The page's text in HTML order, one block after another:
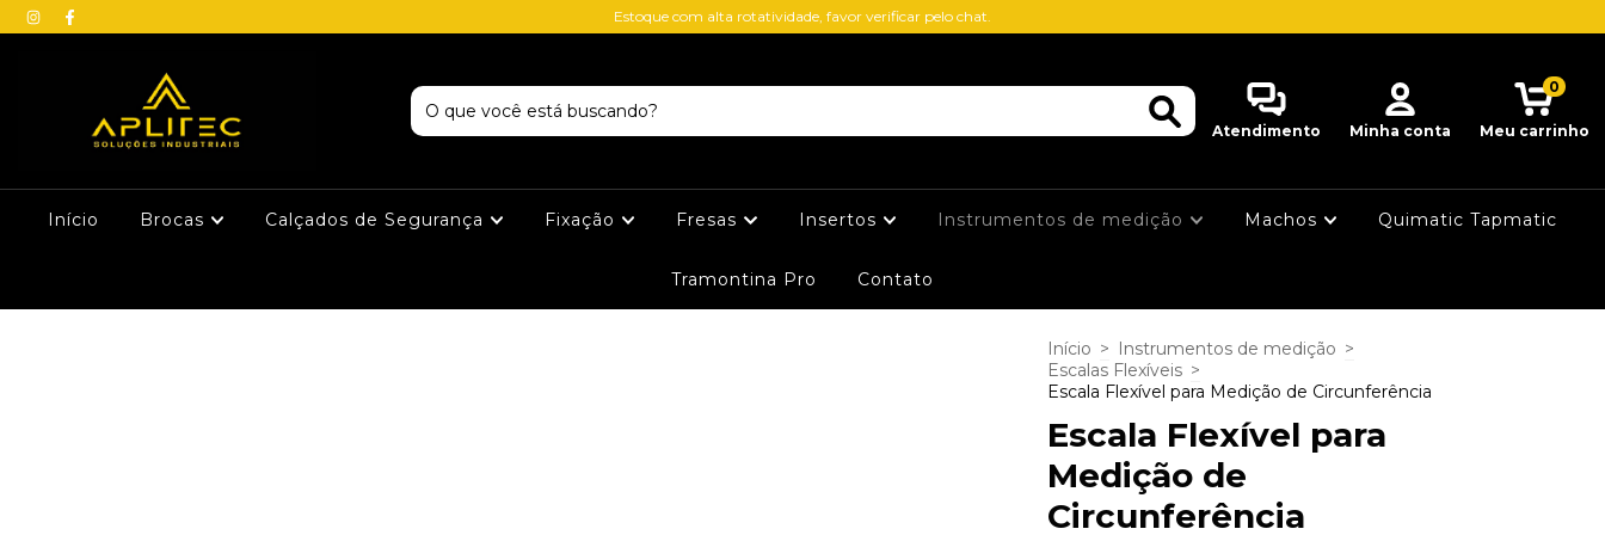
Estoque com alta rotatividade, favor verificar pelo chat.
Atendimento Minha conta Meu carrinho
0
Início Brocas Calçados de Segurança Fixação Fresas Insertos Instrumentos de medição Machos Quimatic Tapmatic
Tramontina Pro Contato
Início > Instrumentos de medição >
Escalas Flexíveis >
Escala Flexível para Medição de Circunferência
Escala Flexível para
Medição de
Circunferência